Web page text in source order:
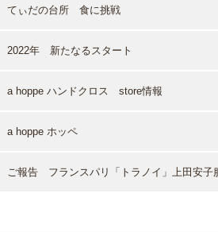
シてぃだの台所 食に挑戦
2022年 新たなるスタート
a hoppe ハンドクロス store情報
a hoppe ホッペ
ご報告 フランスパリ「トラノイ」上田安子